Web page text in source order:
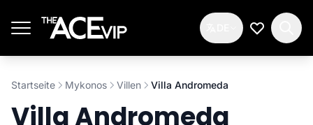
Meine
Startseite Mykonos Villen Villa Andromeda
Villa Andromeda